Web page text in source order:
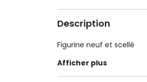
Description
Figurine neuf et scellé
Afficher plus